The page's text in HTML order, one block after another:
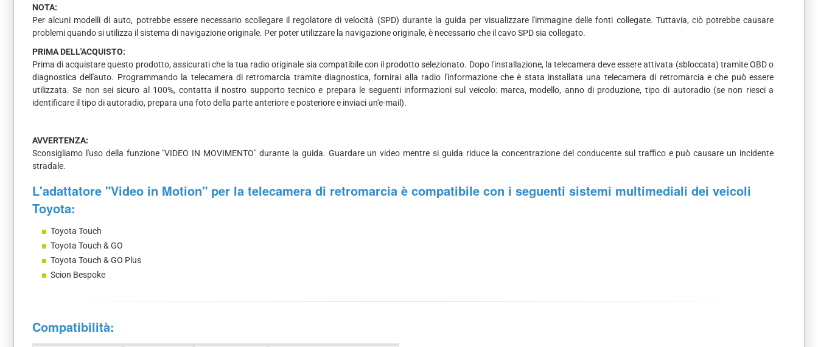
NOTA:
Per alcuni modelli di auto, potrebbe essere necessario scollegare il regolatore di velocità (SPD) durante la guida per visualizzare l'immagine delle fonti collegate. Tuttavia, ciò potrebbe causare
problemi quando si utilizza il sistema di navigazione originale. Per poter utilizzare la navigazione originale, è necessario che il cavo SPD sia collegato.
PRIMA DELL'ACQUISTO:
Prima di acquistare questo prodotto, assicurati che la tua radio originale sia compatibile con il prodotto selezionato. Dopo l'installazione, la telecamera deve essere attivata (sbloccata) tramite OBD o
diagnostica dell'auto. Programmando la telecamera di retromarcia tramite diagnostica, fornirai alla radio l'informazione che è stata installata una telecamera di retromarcia e che può essere
utilizzata. Se non sei sicuro al 100%, contatta il nostro supporto tecnico e prepara le seguenti informazioni sul veicolo: marca, modello, anno di produzione, tipo di autoradio (se non riesci a
identificare il tipo di autoradio, prepara una foto della parte anteriore e posteriore e inviaci un'e-mail).
AVVERTENZA:
Sconsigliamo l'uso della funzione "VIDEO IN MOVIMENTO" durante la guida. Guardare un video mentre si guida riduce la concentrazione del conducente sul traffico e può causare un incidente
stradale.
L'adattatore "Video in Motion" per la telecamera di retromarcia è compatibile con i seguenti sistemi multimediali dei veicoli
Toyota:
Toyota Touch
Toyota Touch & GO
Toyota Touch & GO Plus
Scion Bespoke
Compatibilità: